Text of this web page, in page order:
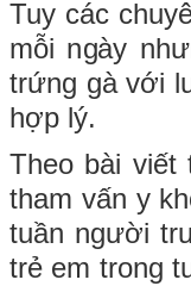
Tuy các
mỗi ngày
trứng gà với
hợp lý.
Theo bài viết
tham vấn y
tuần người
trẻ em trong